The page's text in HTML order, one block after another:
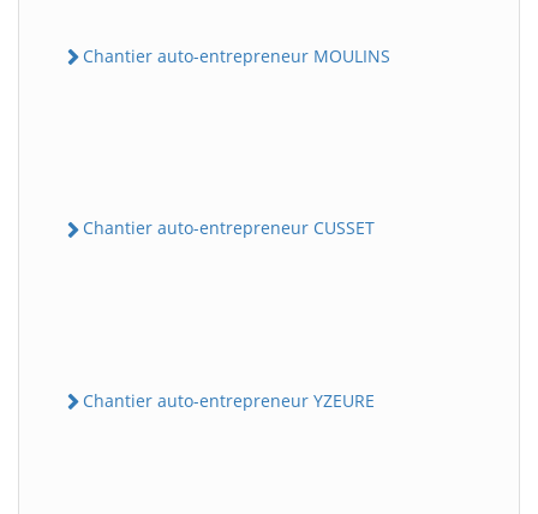
Chantier auto-entrepreneur MOULINS
Chantier auto-entrepreneur CUSSET
Chantier auto-entrepreneur YZEURE